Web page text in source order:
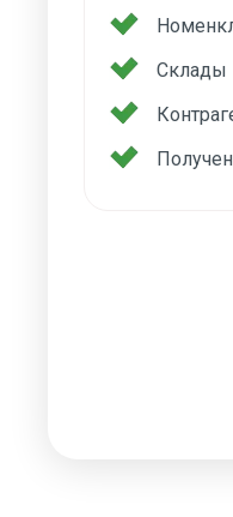
Склады